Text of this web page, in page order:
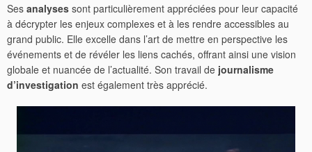
Ses analyses sont particulièrement appréciées pour leur capacité
à décrypter les enjeux complexes et à les rendre accessibles au
grand public. Elle excelle dans l’art de mettre en perspective les
événements et de révéler les liens cachés, offrant ainsi une vision
globale et nuancée de l’actualité. Son travail de journalisme
d’investigation est également très apprécié.